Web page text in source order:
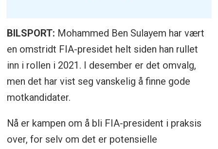
BILSPORT: Mohammed Ben Sulayem har vært
en omstridt FIA-presidet helt siden han rullet
inn i rollen i 2021. I desember er det omvalg,
men det har vist seg vanskelig å finne gode
motkandidater.
Nå er kampen om å bli FIA-president i praksis
over, for selv om det er potensielle